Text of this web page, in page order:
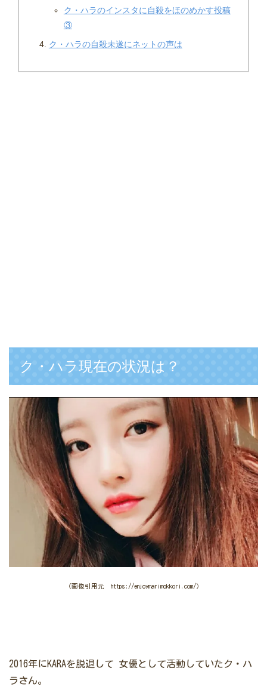
ク・ハラのインスタに自殺をほのめかす投稿
③
ク・ハラの自殺未遂にネットの声は
ク・ハラ現在の状況は？
（画像引用元 https://enjoymarimokkori.com/）
2016年にKARAを脱退して 女優として活動していたク・ハ
ラさん。